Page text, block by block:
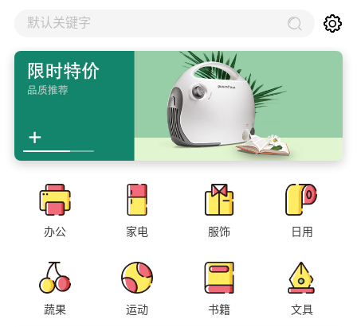
默认关键字
办公 家电 服饰 日用
蔬果 运动 书籍 文具